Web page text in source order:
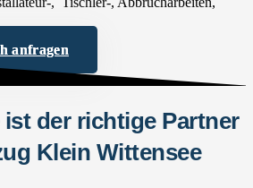
anfragen
ist der richtige Partner
Klein Wittensee